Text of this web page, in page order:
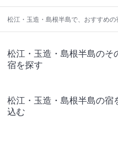
松江・玉造・島根半島で、おすすめの
松江・玉造・島根半島のそ
宿を探す
松江・玉造・島根半島の宿
込む